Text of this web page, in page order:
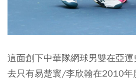
這面創下中華隊網球男雙在亞
去只有易楚寰/李欣翰在2010年